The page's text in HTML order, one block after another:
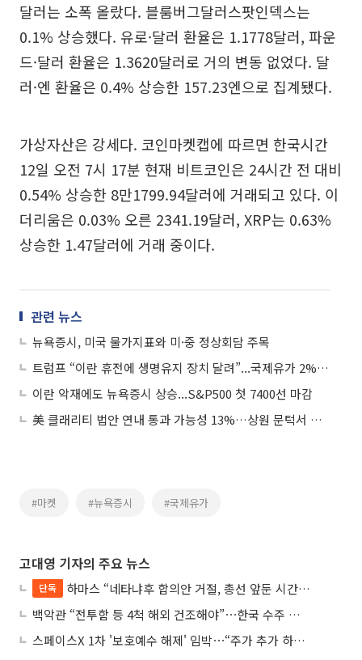
달러는 소폭 올랐다. 블룸버그달러스팟인덱스는
0.1% 상승했다. 유로·달러 환율은 1.1778달러, 파운
드·달러 환율은 1.3620달러로 거의 변동 없었다. 달
러·엔 환율은 0.4% 상승한 157.23엔으로 집계됐다.
가상자산은 강세다. 코인마켓캡에 따르면 한국시간
12일 오전 7시 17분 현재 비트코인은 24시간 전 대비
0.54% 상승한 8만1799.94달러에 거래되고 있다. 이
더리움은 0.03% 오른 2341.19달러, XRP는 0.63%
상승한 1.47달러에 거래 중이다.
관련 뉴스
뉴욕증시, 미국 물가지표와 미·중 정상회담 주목
트럼프 “이란 휴전에 생명유지 장치 달려”...국제유가 2%대 상승
이란 악재에도 뉴욕증시 상승...S&P500 첫 7400선 마감
美 클래리티 법안 연내 통과 가능성 13%…상원 문턱서 제동
#마켓 #뉴욕증시 #국제유가
고대영 기자의 주요 뉴스
단독
하마스 “네타냐후 합의안 거절, 총선 앞둔 시간 끌기”
백악관 “전투함 등 4척 해외 건조해야”⋯한국 수주 기대
스페이스X 1차 '보호예수 해제' 임박⋯“주가 추가 하락 가능성”